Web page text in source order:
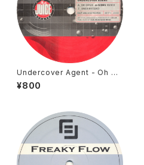
Undercover Agent - Oh Go
sh (A-Sides Remix) / Unde
rstand [Juice / 2002]
¥800